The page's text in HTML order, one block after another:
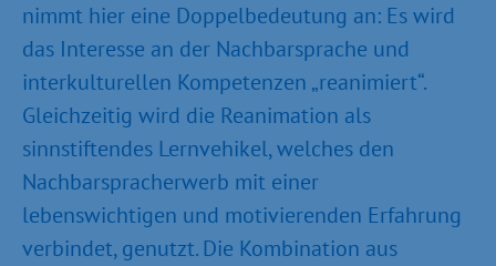
nimmt hier eine Doppelbedeutung an: Es wird
das Interesse an der Nachbarsprache und
interkulturellen Kompetenzen „reanimiert“.
Gleichzeitig wird die Reanimation als
sinnstiftendes Lernvehikel, welches den
Nachbarspracherwerb mit einer
lebenswichtigen und motivierenden Erfahrung
verbindet, genutzt. Die Kombination aus